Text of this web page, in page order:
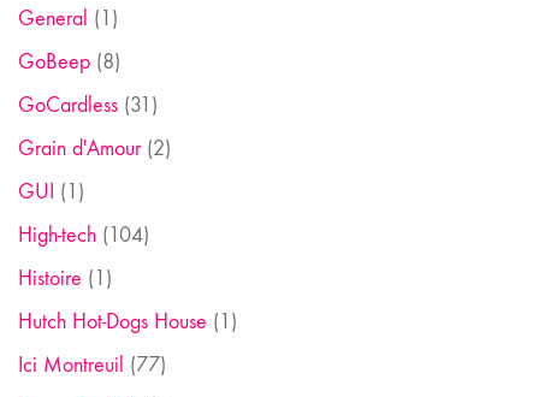
General (1)
GoBeep (8)
GoCardless (31)
Grain d'Amour(2)
GUI (1)
High-tech (104)
Histoire (1)
Hutch Hot-Dogs House (1)
Ici Montreuil (77)